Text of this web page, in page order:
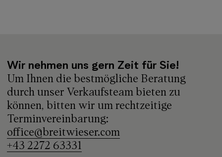
Wir nehmen uns gern Zeit für Sie!
Um Ihnen die bestmögliche Beratung
durch unser Verkaufsteam bieten zu
können, bitten wir um rechtzeitige
Terminvereinbarung:
office@breitwieser.com
+43 2272 63331